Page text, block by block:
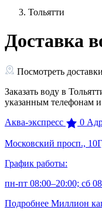
Тольятти
Доставка
Посмотреть
Заказать воду в
указанным телефонам
Аква-экспресс
0
Московский просп.,
График работы:
пн-пт 08:00–20:00; сб
Подробнее Миллион